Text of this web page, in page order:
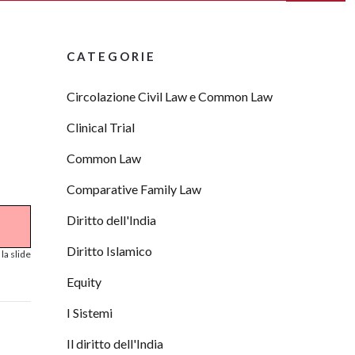
la slide
CATEGORIE
Circolazione Civil Law e Common Law
Clinical Trial
Common Law
Comparative Family Law
Diritto dell'India
Diritto Islamico
Equity
I Sistemi
Il diritto dell'India